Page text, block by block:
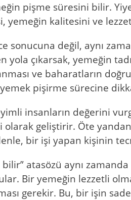
pişme süresini bilir.
yemeğin kalitesini ve
sonucuna değil, aynı
yola çıkarsak, yemeğin
ve baharatların
pişirme sürecine
insanların değerini
geliştirir. Öte
bir işi yapan kişinin
atasözü aynı
Bir yemeğin lezzetli
gerekir. Bu, bir işin